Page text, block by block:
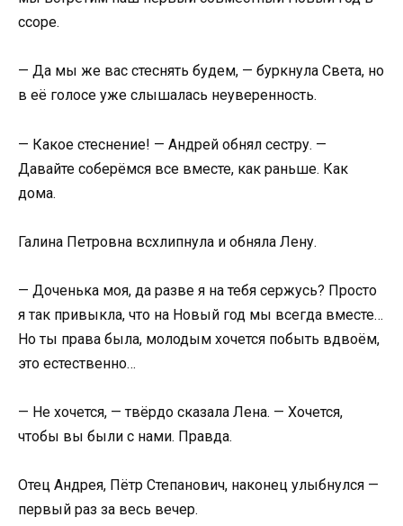
ссоре.
— Да мы же вас стеснять будем, — буркнула Света, но
в её голосе уже слышалась неуверенность.
— Какое стеснение! — Андрей обнял сестру. —
Давайте соберёмся все вместе, как раньше. Как
дома.
Галина Петровна всхлипнула и обняла Лену.
— Доченька моя, да разве я на тебя сержусь? Просто
я так привыкла, что на Новый год мы всегда вместе…
Но ты права была, молодым хочется побыть вдвоём,
это естественно…
— Не хочется, — твёрдо сказала Лена. — Хочется,
чтобы вы были с нами. Правда.
Отец Андрея, Пётр Степанович, наконец улыбнулся —
первый раз за весь вечер.